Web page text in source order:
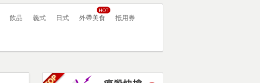
飲品 義式 日式 外帶美食 抵用券